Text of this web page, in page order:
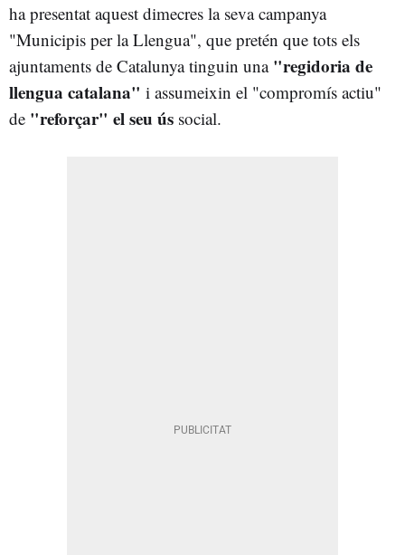
ha presentat aquest dimecres la seva campanya
"Municipis per la Llengua", que pretén que tots els
ajuntaments de Catalunya tinguin una "regidoria de
llengua catalana" i assumeixin el "compromís actiu"
de "reforçar" el seu ús social.